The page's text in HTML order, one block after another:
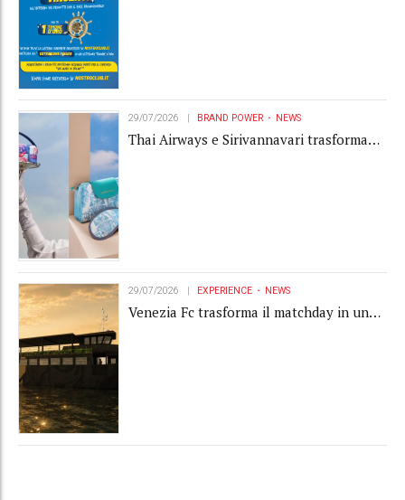
29/07/2026 BRAND POWER NEWS
Thai Airways e Sirivannavari trasformano
29/07/2026 EXPERIENCE NEWS
Venezia Fc trasforma il matchday in una